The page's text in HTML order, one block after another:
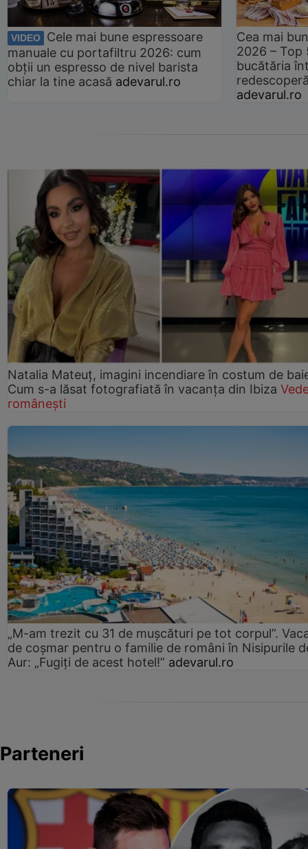
VIDEO
Cele mai bune espressoare
manuale cu portafiltru 2026: cum
obții un espresso de nivel barista
chiar la tine acasă adevarul.ro
Cea mai
2026 –
bucătăria
adevarul.ro
Natalia Mateuț, imagini incendiare în costum de
Cum s-a lăsat fotografiată în vacanța din Ibiza
românești
„M-am trezit cu 31 de mușcături pe tot corpul”.
de coșmar pentru o familie de români în Nisipurile
Aur: „Fugiți de acest hotel!” adevarul.ro
Parteneri